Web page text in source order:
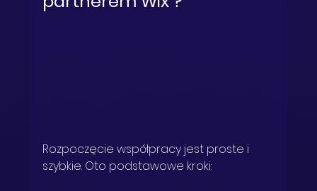
Rozpoczęcie współpracy jest proste i
szybkie. Oto podstawowe kroki: